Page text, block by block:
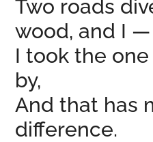
Two roads
wood, and I —
I took the
by,
And that has
difference.